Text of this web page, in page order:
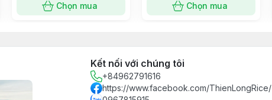
Chọn mua Chọn mua
Kết nối với chúng tôi
+84962791616
https://www.facebook.com/ThienLongRice/